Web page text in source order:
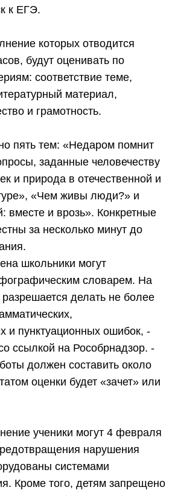
к ЕГЭ.
которых отводится
будут оценивать по
соответствие теме,
материал,
и грамотность.
пять тем: «Недаром помнит
заданные человечеству
и природа в отечественной и
«Чем живы люди?» и
вместе и врозь». Конкретные
за несколько минут до
школьники могут
словарем. На
делать не более
и пунктуационных ошибок, -
ссылкой на Рособрнадзор. -
должен составить около
оценки будет «зачет» или
ученики могут 4 февраля
нарушения
системами
Кроме того, детям запрещено